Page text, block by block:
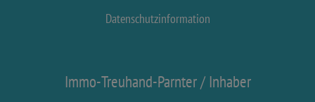
Datenschutzinformation
Immo-Treuhand-Parnter / Inhaber